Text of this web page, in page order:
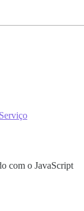
com o JavaScript